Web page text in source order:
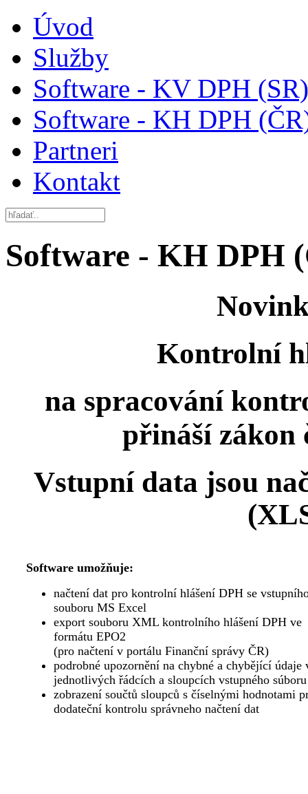
Úvod
Služby
Software - KV DPH (SR)
Software - KH DPH
Partneri
Kontakt
Software - KH DPH
Kontrolní
na spracování
přináší zákon
Vstupní data jsou
Software umožňuje:
načtení dat pro kontrolní hlášení DPH se
souboru MS Excel
export souboru XML kontrolního hlášení DPH ve
formátu EPO2
(pro načtení v portálu Finanční správy ČR)
podrobné upozornění na chybné a chybějící údaje
jednotlivých řádcích a sloupcích vstupného súboru
zobrazení součtů sloupců s číselnými hodnotami
dodateční kontrolu správneho načtení dat